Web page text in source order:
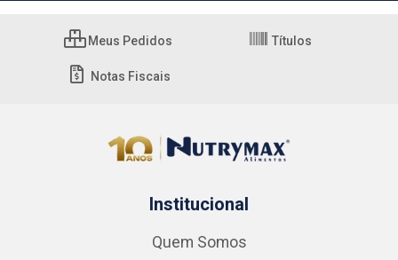
Meus Pedidos Títulos
Notas Fiscais
Institucional
Quem Somos